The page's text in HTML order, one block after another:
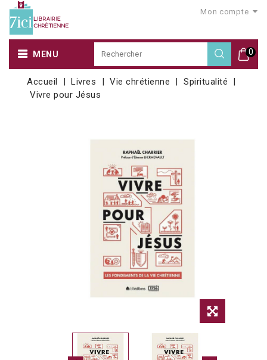
Mon compte
0
MENU
Accueil Livres Vie chrétienne
Spiritualité
Vivre pour Jésus